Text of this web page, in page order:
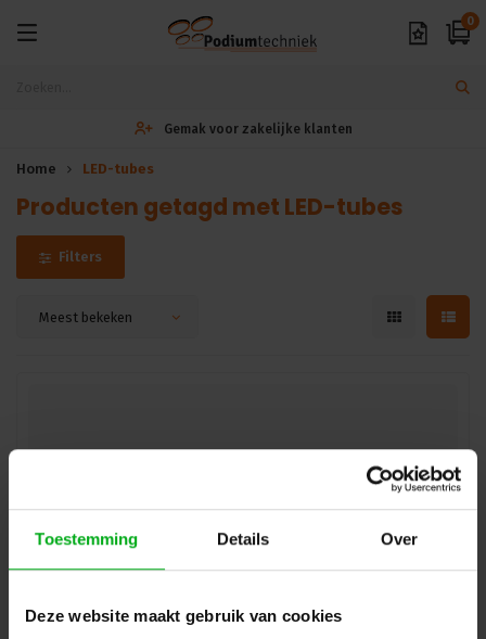
Toestemming Details Over
Deze website maakt gebruik van cookies
0
Gemak voor zakelijke klanten
Home LED-tubes
Producten getagd met LED-tubes
Filters
Meest bekeken